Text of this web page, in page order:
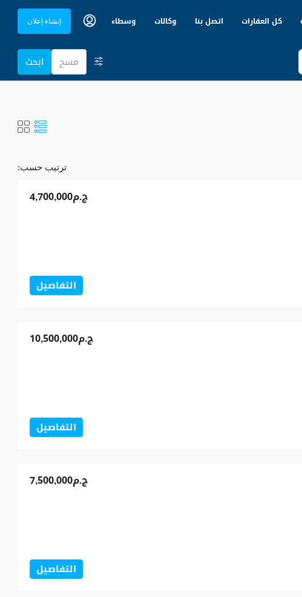
كل العقارات اتصل بنا وكالات وسطاء إنشاء إعلان
مسح ابحث
ترتيب حسب:
ج.م4,700,000
التفاصيل
ج.م10,500,000
التفاصيل
ج.م7,500,000
التفاصيل